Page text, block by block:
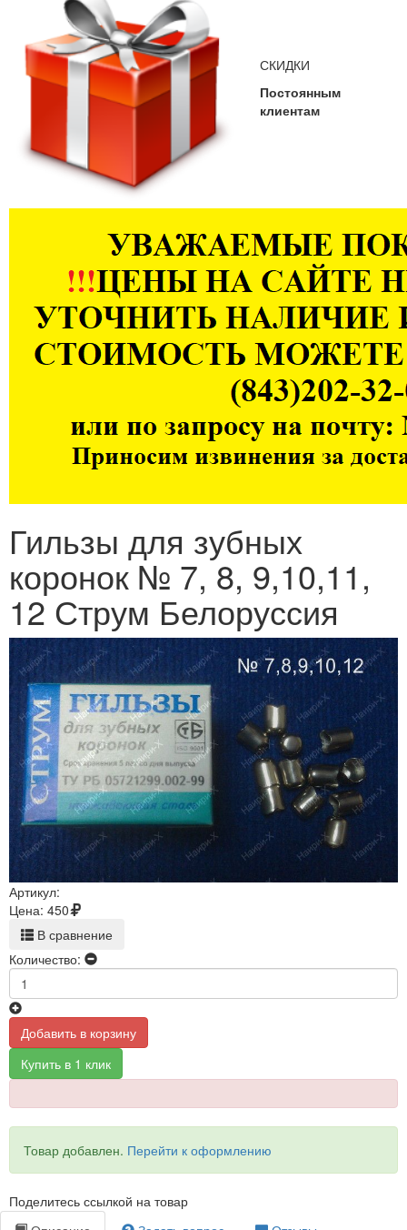
СКИДКИ
Постоянным
клиентам
Гильзы для зубных
коронок № 7, 8, 9,10,11,
12 Струм Белоруссия
Артикул:
Цена: 450
В сравнение
Количество:
Добавить в корзину
Купить в 1 клик
Товар добавлен. Перейти к оформлению
Поделитесь ссылкой на товар